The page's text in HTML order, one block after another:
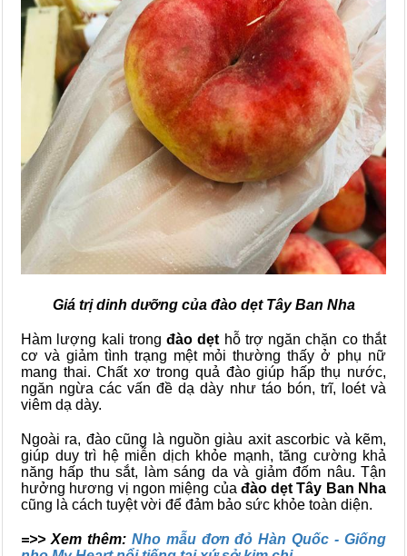
Giá trị dinh dưỡng của đào dẹt Tây Ban Nha
Hàm lượng kali trongđào dẹt hỗ trợ ngăn chặn co thắt
cơ và giảm tình trạng mệt mỏi thường thấy ở phụ nữ
mang thai. Chất xơ trong quả đào giúp hấp thụ nước,
ngăn ngừa các vấn đề dạ dày như táo bón, trĩ, loét và
viêm dạ dày.
Ngoài ra, đào cũng là nguồn giàu axit ascorbic và kẽm,
giúp duy trì hệ miễn dịch khỏe mạnh, tăng cường khả
năng hấp thu sắt, làm sáng da và giảm đốm nâu. Tận
hưởng hương vị ngon miệng của đào dẹt Tây Ban Nha
cũng là cách tuyệt vời để đảm bảo sức khỏe toàn diện.
=>> Xem thêm: Nho mẫu đơn đỏ Hàn Quốc - Giống